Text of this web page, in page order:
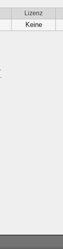
Lizenz
Keine